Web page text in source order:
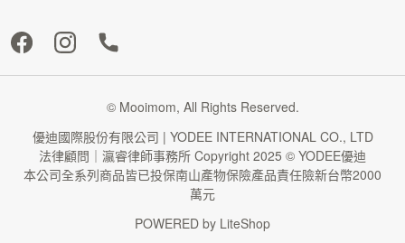
© Mooimom, All Rights Reserved.
優迪國際股份有限公司 | YODEE INTERNATIONAL CO., LTD
法律顧問｜瀛睿律師事務所 Copyright 2025 © YODEE優迪
本公司全系列商品皆已投保南山產物保險產品責任險新台幣2000
萬元
POWERED by LiteShop